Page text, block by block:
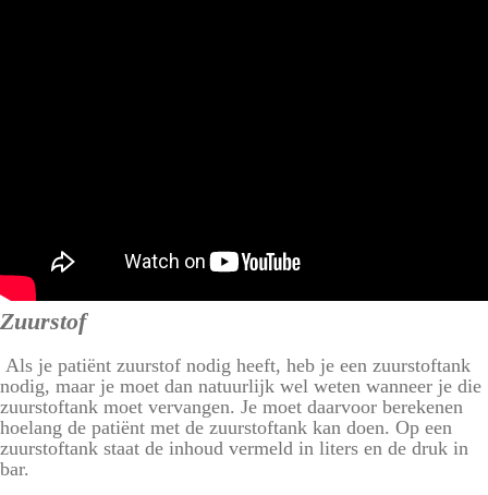
Zuurstof
Als je patiënt zuurstof nodig heeft, heb je een zuurstoftank
nodig, maar je moet dan natuurlijk wel weten wanneer je die
zuurstoftank moet vervangen. Je moet daarvoor berekenen
hoelang de patiënt met de zuurstoftank kan doen. Op een
zuurstoftank staat de inhoud vermeld in liters en de druk in
bar.